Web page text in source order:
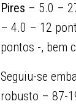
Pires – 5.0 –
– 4.0 – 12
pontos -, bem
Seguiu-se
robusto – 87-